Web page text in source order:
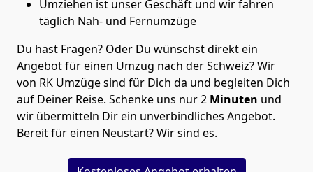
Umziehen ist unser Geschäft und wir fahren
täglich Nah- und Fernumzüge
Du hast Fragen? Oder Du wünschst direkt ein
Angebot für einen Umzug nach der Schweiz? Wir
von RK Umzügesind für Dich da und begleiten Dich
auf Deiner Reise. Schenke uns nur2 Minuten und
wir übermitteln Dir ein unverbindliches Angebot.
Bereit für einen Neustart? Wir sind es.